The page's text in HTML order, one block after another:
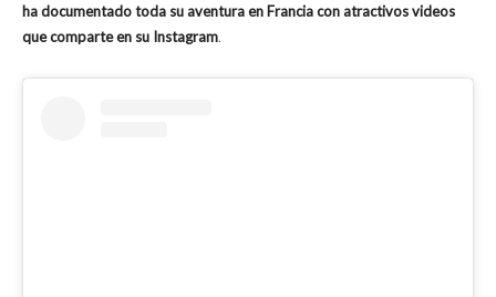
ha documentado toda su aventura en Francia con atractivos videos
que comparte en su Instagram.